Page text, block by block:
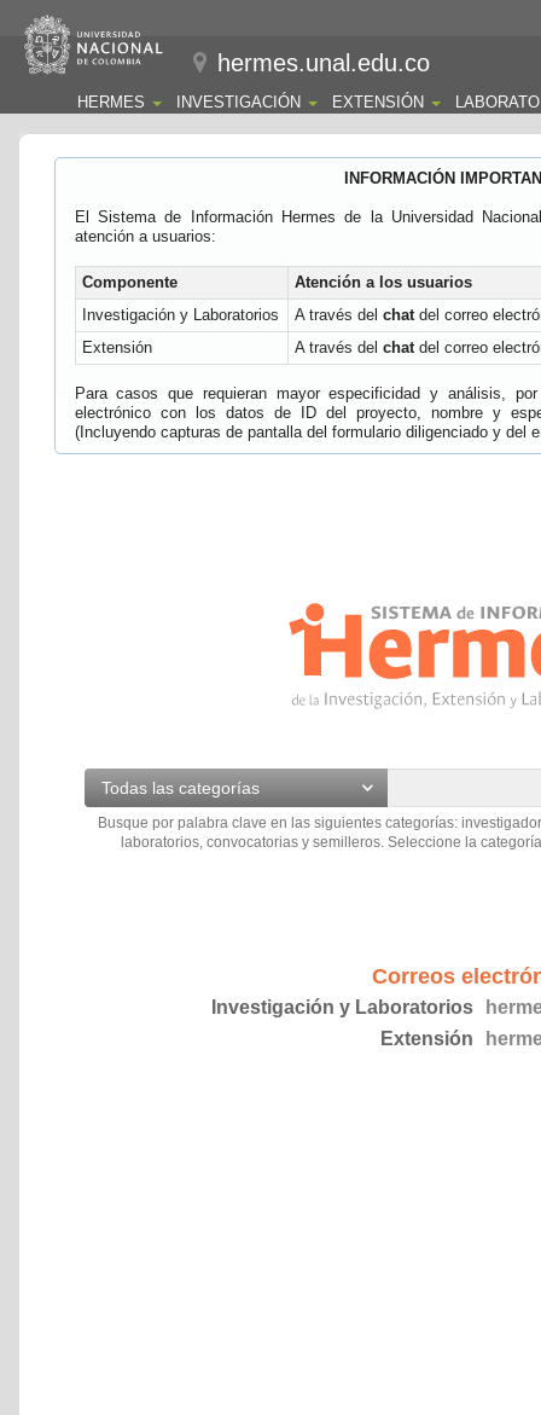
hermes.unal.edu.co
HERMES INVESTIGACIÓN EXTENSIÓN
INFORMACIÓN
El Sistema de Información Hermes de la Universidad
atención a usuarios:
Componente
Atención a los usuarios
Investigación y Laboratorios
A través del chatdel correo
Extensión
A través del chatdel correo
Para casos que requieran mayor especificidad y análisis,
electrónico con los datos de ID del proyecto, nombre y
(Incluyendo capturas de pantalla del formulario diligenciado y del
Todas las categorías
Busque por palabra clave en las siguientes categorías:
laboratorios, convocatorias y semilleros. Seleccione la
Correos
Investigación y Laboratorios
Extensión